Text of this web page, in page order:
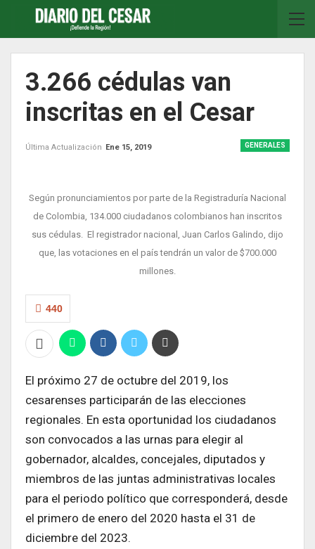
3.266 cédulas van
inscritas en el Cesar
GENERALES
Última Actualización Ene 15, 2019
Según pronunciamientos por parte de la Registraduría Nacional
de Colombia, 134.000 ciudadanos colombianos han inscritos
sus cédulas. El registrador nacional, Juan Carlos Galindo, dijo
que, las votaciones en el país tendrán un valor de $700.000
millones.
440
El próximo 27 de octubre del 2019, los
cesarenses participarán de las elecciones
regionales. En esta oportunidad los ciudadanos
son convocados a las urnas para elegir al
gobernador, alcaldes, concejales, diputados y
miembros de las juntas administrativas locales
para el periodo político que corresponderá, desde
el primero de enero del 2020 hasta el 31 de
diciembre del 2023.